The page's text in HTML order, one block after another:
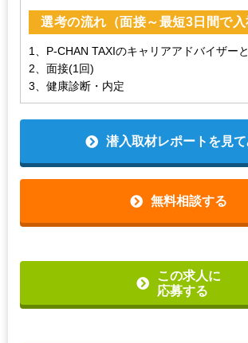
選考の流れ（面接～最短3日間で入
1、P-CHAN TAXIのキャリアアドバイザー
2、面接(1回)
3、健康診断・内定
潜入取材レポートを見
無料相談する
この求人に
応募する